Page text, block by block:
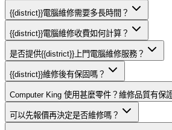
{{district}}電腦維修需要多長時間？
{{district}}電腦維修收費如何計算？
是否提供{{district}}上門電腦維修服務？
{{district}}維修後有保固嗎？
Computer King 使用甚麼零件？維修品質有保
可以先報價再決定是否維修嗎？